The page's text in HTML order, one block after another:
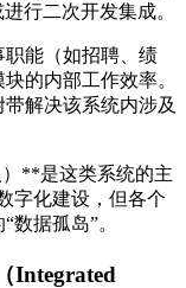
行二次开发集成。
能（如招聘、绩
的内部工作效率。
解决该系统内涉及
**是这类系统的主
字化建设，但各个
据孤岛”。
Integrated